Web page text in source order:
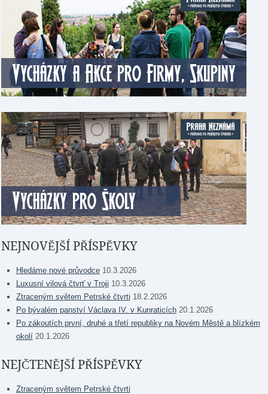
NEJNOVĚJŠÍ PŘÍSPĚVKY
Hledáme nové průvodce 10.3.2026
Luxusní vilová čtvrť v Troji 10.3.2026
Ztraceným světem Petrské čtvrti 18.2.2026
Po bývalém panství Václava IV. v Kunraticích 20.1.2026
Po zákoutích první, druhé a třetí republiky na Novém Městě a blízkém
okolí 20.1.2026
NEJČTENĚJŠÍ PŘÍSPĚVKY
Ztraceným světem Petrské čtvrti